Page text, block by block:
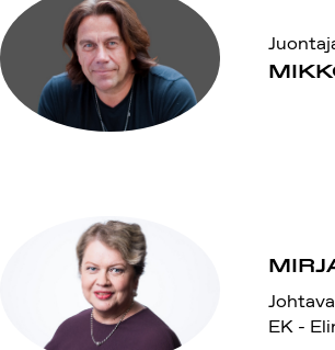
EK -